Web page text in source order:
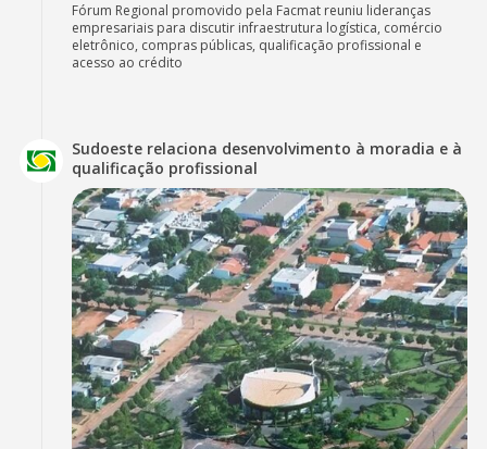
Fórum Regional promovido pela Facmat reuniu lideranças
empresariais para discutir infraestrutura logística, comércio
eletrônico, compras públicas, qualificação profissional e
acesso ao crédito
Sudoeste relaciona desenvolvimento à moradia e à
qualificação profissional